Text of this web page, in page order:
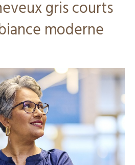
gris courts
moderne